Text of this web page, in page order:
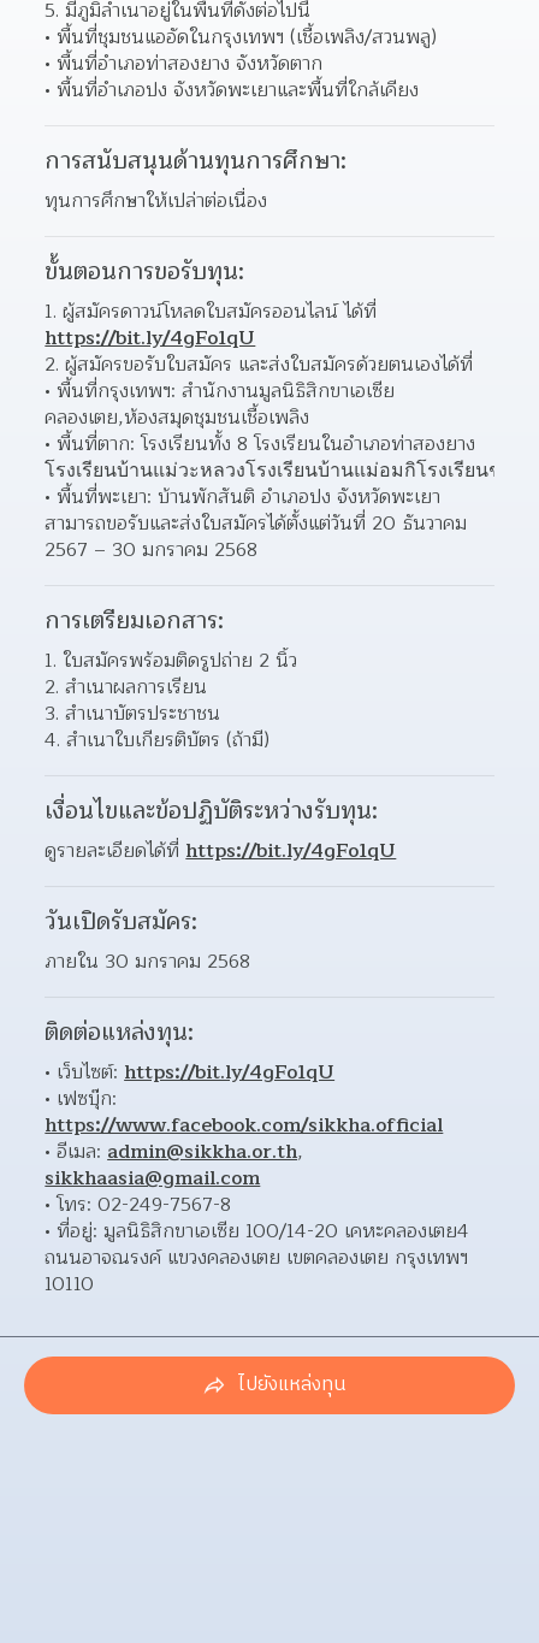
5. มีภูมิลำเนาอยู่ในพื้นที่ดังต่อไปนี้
พื้นที่ชุมชนแออัดในกรุงเทพฯ (เชื้อเพลิง/สวนพลู)
พื้นที่อำเภอท่าสองยาง จังหวัดตาก
พื้นที่อำเภอปง จังหวัดพะเยาและพื้นที่ใกล้เคียง
การสนับสนุนด้านทุนการศึกษา:
ทุนการศึกษาให้เปล่าต่อเนื่อง
ขั้นตอนการขอรับทุน:
https://bit.ly/4gFo1qU
2. ผู้สมัครขอรับใบสมัคร และส่งใบสมัครด้วยตนเองได้ที่
พื้นที่กรุงเทพฯ: สำนักงานมูลนิธิสิกขาเอเซีย
คลองเตย,ห้องสมุดชุมชนเชื้อเพลิง
พื้นที่ตาก: โรงเรียนทั้ง 8 โรงเรียนในอำเภอท่าสองยาง
โรงเรียนบ้านแม่วะหลวงโรงเรียนบ้านแม่อมกิโรงเรียนชุมช
พื้นที่พะเยา: บ้านพักสันติ อำเภอปง จังหวัดพะเยา
สามารถขอรับและส่งใบสมัครได้ตั้งแต่วันที่ 20 ธันวาคม
2567 – 30 มกราคม 2568
การเตรียมเอกสาร:
1. ใบสมัครพร้อมติดรูปถ่าย 2 นิ้ว
2. สำเนาผลการเรียน
3. สำเนาบัตรประชาชน
4. สำเนาใบเกียรติบัตร (ถ้ามี)
เงื่อนไขและข้อปฏิบัติระหว่างรับทุน:
ดูรายละเอียดได้ที่ https://bit.ly/4gFo1qU
วันเปิดรับสมัคร:
ภายใน 30 มกราคม 2568
ติดต่อแหล่งทุน:
เว็บไซต์: https://bit.ly/4gFo1qU
https://www.facebook.com/sikkha.official
อีเมล: admin@sikkha.or.th
sikkhaasia@gmail.com
โทร: 02-249-7567-8
ที่อยู่: มูลนิธิสิกขาเอเซีย 100/14-20 เคหะคลองเตย4
ถนนอาจณรงค์ แขวงคลองเตย เขตคลองเตย กรุงเทพฯ
10110
ไปยังแหล่งทุน